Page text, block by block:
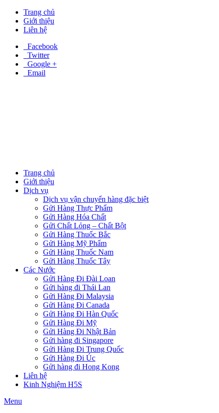
Trang chủ
Giới thiệu
Liên hệ
Facebook
Twitter
Google +
Email
Trang chủ
Giới thiệu
Dịch vụ
Dịch vụ vận chuyển hàng đặc biệt
Gửi Hàng Thực Phẩm
Gửi Hàng Hóa Chất
Gửi Chất Lỏng – Chất Bột
Gửi Hàng Thuốc Bắc
Gửi Hàng Mỹ Phẩm
Gửi Hàng Thuốc Nam
Gửi Hàng Thuốc Tây
Các Nước
Gửi Hàng Đi Đài Loan
Gửi hàng đi Thái Lan
Gửi Hàng Đi Malaysia
Gửi Hàng Đi Canada
Gửi Hàng Đi Hàn Quốc
Gửi Hàng Đi Mỹ
Gửi Hàng Đi Nhật Bản
Gửi hàng đi Singapore
Gửi Hàng Đi Trung Quốc
Gửi Hàng Đi Úc
Gửi hàng đi Hong Kong
Liên hệ
Kinh Nghiệm H5S
Menu